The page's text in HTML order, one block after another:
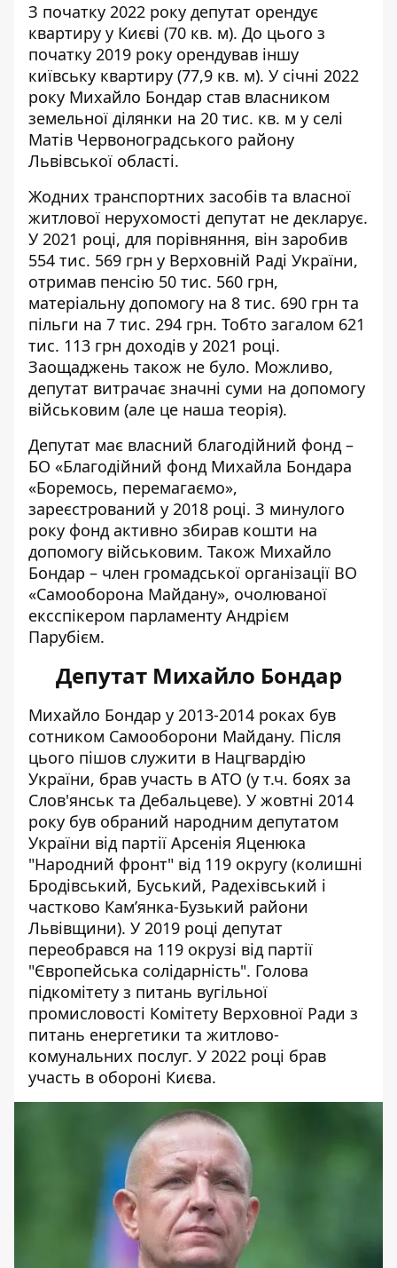
З початку 2022 року депутат орендує
квартиру у Києві (70 кв. м). До цього з
початку 2019 року орендував іншу
київську квартиру (77,9 кв. м). У січні 2022
року Михайло Бондар став власником
земельної ділянки на 20 тис. кв. м у селі
Матів Червоноградського району
Львівської області.
Жодних транспортних засобів та власної
житлової нерухомості депутат не декларує.
У 2021 році, для порівняння, він заробив
554 тис. 569 грн у Верховній Раді України,
отримав пенсію 50 тис. 560 грн,
матеріальну допомогу на 8 тис. 690 грн та
пільги на 7 тис. 294 грн. Тобто загалом 621
тис. 113 грн доходів у 2021 році.
Заощаджень також не було. Можливо,
депутат витрачає значні суми на допомогу
військовим (але це наша теорія).
Депутат має власний благодійний фонд –
БО «Благодійний фонд Михайла Бондара
«Боремось, перемагаємо»,
зареєстрований у 2018 році. З минулого
року фонд активно збирав кошти на
допомогу військовим. Також Михайло
Бондар – член громадської організації ВО
«Самооборона Майдану», очолюваної
ексспікером парламенту Андрієм
Парубієм.
Депутат Михайло Бондар
Михайло Бондар у 2013-2014 роках був
сотником Самооборони Майдану. Після
цього пішов служити в Нацгвардію
України, брав участь в АТО (у т.ч. боях за
Слов'янськ та Дебальцеве). У жовтні 2014
року був обраний народним депутатом
України від партії Арсенія Яценюка
"Народний фронт" від 119 округу (колишні
Бродівський, Буський, Радехівський і
частково Кам’янка-Бузький райони
Львівщини). У 2019 році депутат
переобрався на 119 окрузі від партії
"Європейська солідарність". Голова
підкомітету з питань вугільної
промисловості Комітету Верховної Ради з
питань енергетики та житлово-
комунальних послуг. У 2022 році брав
участь в обороні Києва.